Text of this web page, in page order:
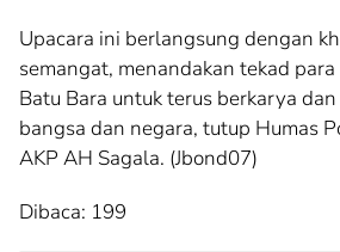
Upacara ini berlangsung dengan
semangat, menandakan tekad
Batu Bara untuk terus berkarya
bangsa dan negara, tutup Humas
AKP AH Sagala. (Jbond07)
Dibaca: 199